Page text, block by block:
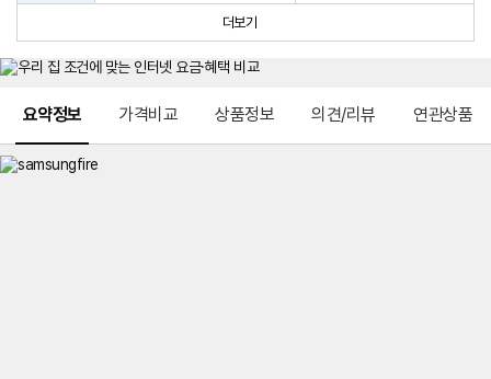
원
선
택
약
정
인
법
더보기
요약정보 가격비교 상품정보 의견/리뷰 연관상품